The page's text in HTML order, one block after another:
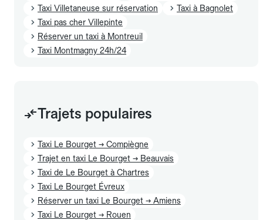
Taxi Villetaneuse sur réservation
Taxi à Bagnolet
Taxi pas cher Villepinte
Réserver un taxi à Montreuil
Taxi Montmagny 24h/24
Trajets populaires
Taxi Le Bourget → Compiègne
Trajet en taxi Le Bourget → Beauvais
Taxi de Le Bourget à Chartres
Taxi Le Bourget Évreux
Réserver un taxi Le Bourget → Amiens
Taxi Le Bourget → Rouen